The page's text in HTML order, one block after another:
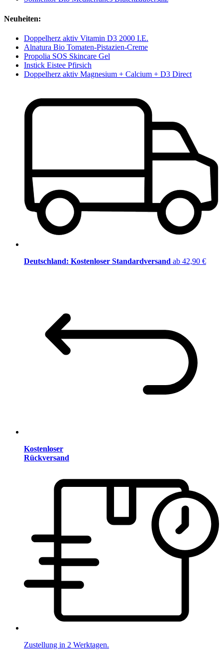
Neuheiten:
Doppelherz aktiv Vitamin D3 2000 I.E.
Alnatura Bio Tomaten-Pistazien-Creme
Propolia SOS Skincare Gel
Instick Eistee Pfirsich
Doppelherz aktiv Magnesium + Calcium + D3 Direct
Deutschland: Kostenloser Standardversand ab 42,90 €
Kostenloser
Rückversand
Zustellung in 2 Werktagen.